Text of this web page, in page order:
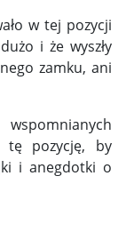
w tej pozycji
i że wyszły
zamku, ani
tę pozycję, by
i anegdotki o